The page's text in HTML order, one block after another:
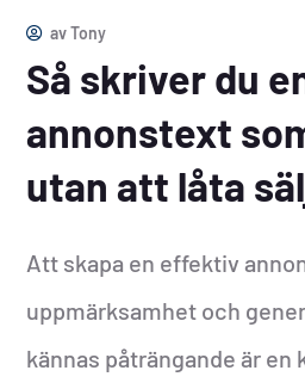
avTony
Så skriver du
annonstext
utan att låta
Att skapa en effektiv
uppmärksamhet och
kännas påträngande är en